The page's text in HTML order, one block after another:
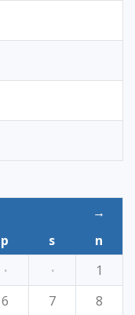
→
p s
n
· ·
1
6 7
8